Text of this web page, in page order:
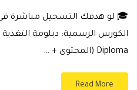
🎓 لو هدفك التسجيل مباشرة
Diploma (المحتوى + …
Read More